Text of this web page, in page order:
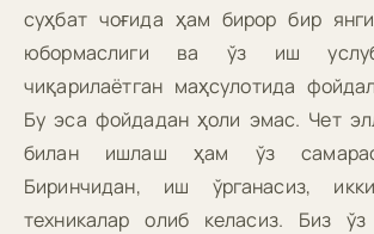
суҳбат чоғида ҳам бирор бир
юбормаслиги ва ўз иш
чиқарилаётган маҳсулотида
Бу эса фойдадан ҳоли эмас. Чет
билан ишлаш ҳам ўз
Биринчидан, иш ўрганасиз,
техникалар олиб келасиз. Биз ўз